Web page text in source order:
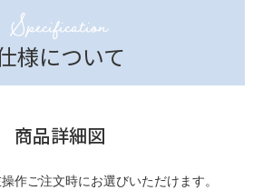
Specification
様について
商品詳細図
作ご注文時にお選びいただけます。